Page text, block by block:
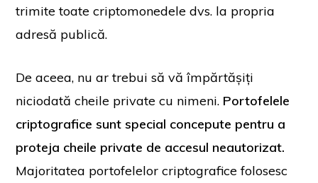
trimite toate criptomonedele dvs. la propria
adresă publică.
De aceea, nu ar trebui să vă împărtășiți
niciodată cheile private cu nimeni. Portofelele
criptografice sunt special concepute pentru a
proteja cheile private de accesul neautorizat.
Majoritatea portofelelor criptografice folosesc